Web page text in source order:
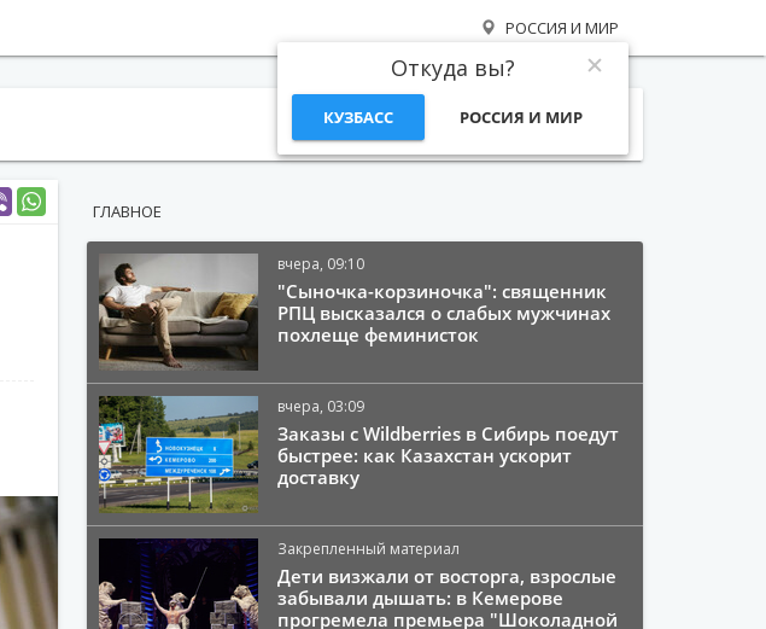
РОССИЯ И МИР
Откуда вы?
КУЗБАСС РОССИЯ И МИР
ГЛАВНОЕ
вчера, 09:10
"Сыночка-корзиночка": священник
РПЦ высказался о слабых мужчинах
похлеще феминисток
вчера, 03:09
Заказы с Wildberries в Сибирь поедут
быстрее: как Казахстан ускорит
доставку
Закрепленный материал
Дети визжали от восторга, взрослые
забывали дышать: в Кемерове
прогремела премьера "Шоколадной